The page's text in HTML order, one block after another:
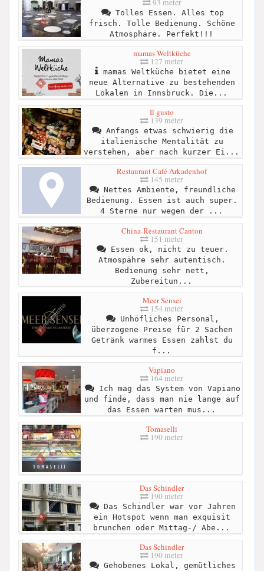
93 meter
Tolles Essen. Alles top
frisch. Tolle Bedienung. Schöne
Atmosphäre. Perfekt!!!
mamas Weltküche
127 meter
mamas Weltküche bietet eine
neue Alternative zu bestehenden
Lokalen in Innsbruck. Die...
Il gusto
139 meter
Anfangs etwas schwierig die
italienische Mentalität zu
verstehen, aber nach kurzer Ei...
Restaurant Café Arkadenhof
145 meter
Nettes Ambiente, freundliche
Bedienung. Essen ist auch super.
4 Sterne nur wegen der ...
China-Restaurant Canton
151 meter
Essen ok, nicht zu teuer.
Atmospähre sehr autentisch.
Bedienung sehr nett,
Zubereitun...
Meer Sensei
154 meter
Unhöfliches Personal,
überzogene Preise für 2 Sachen
Getränk warmes Essen zahlst du
f...
Vapiano
164 meter
Ich mag das System von Vapiano
und finde, dass man nie lange auf
das Essen warten mus...
Tomaselli
190 meter
Das Schindler
190 meter
Das Schindler war vor Jahren
ein Hotspot wenn man exquisit
brunchen oder Mittag-/ Abe...
Das Schindler
190 meter
Gehobenes Lokal, gemütliches